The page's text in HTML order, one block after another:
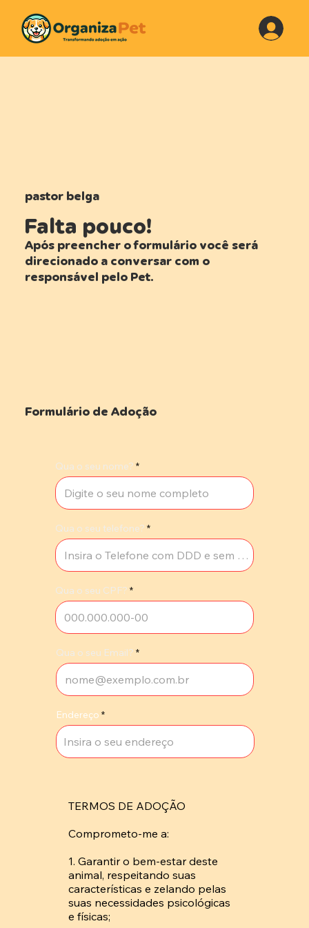
pastor belga
Falta pouco!
Após preencher o formulário você será
direcionado a conversar com o
responsável pelo Pet.
Formulário de Adoção
Qua o seu nome?
Qua o seu Email?
Qua o seu telefone?
Qua o seu CPF?
Endereço
TERMOS DE ADOÇÃO
Comprometo-me a:
1. Garantir o bem-estar deste
animal, respeitando suas
características e zelando pelas
suas necessidades psicológicas
e físicas;